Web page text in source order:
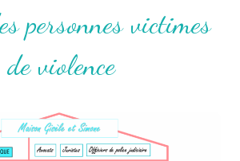
personnes victimes
de violence